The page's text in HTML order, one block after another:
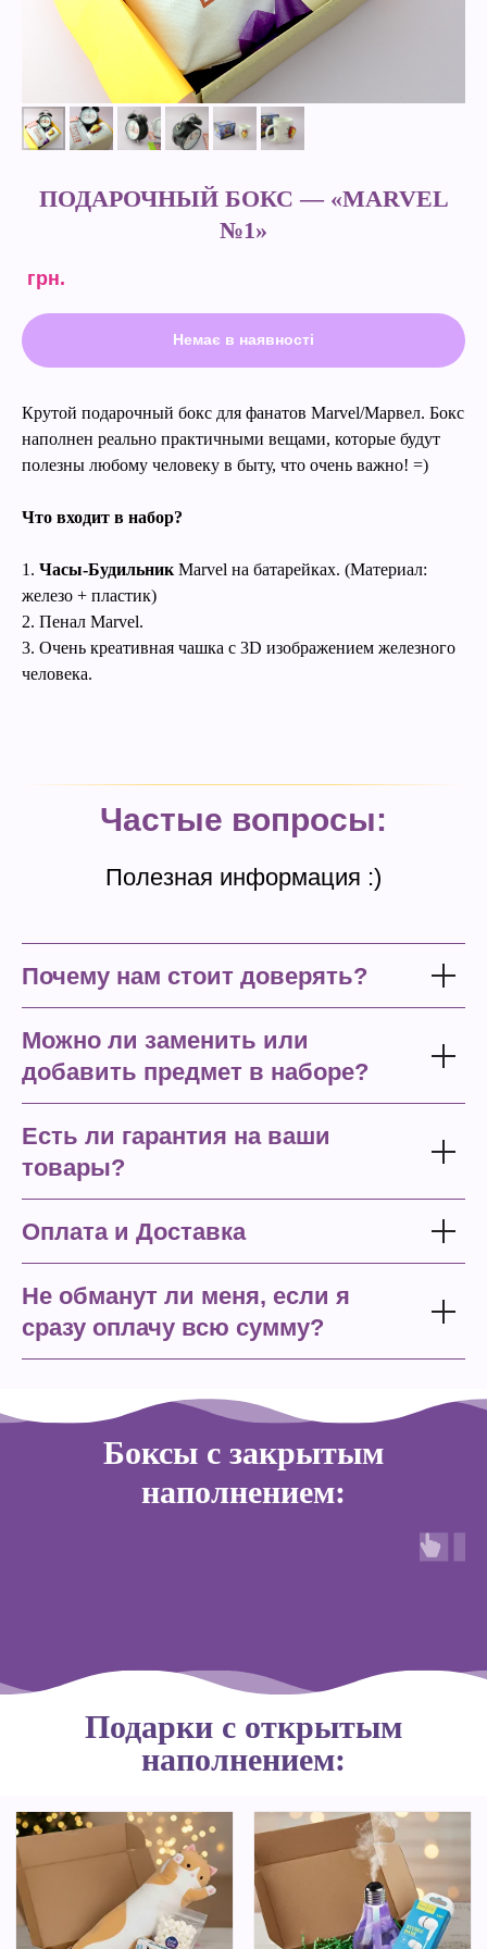
ПОДАРОЧНЫЙ БОКС — «MARVEL
№1»
грн.
Немає в наявності
Крутой подарочный бокс для фанатов Marvel/Марвел. Бокс
наполнен реально практичными вещами, которые будут
полезны любому человеку в быту, что очень важно! =)
Что входит в набор?
1. Часы-Будильник Marvel на батарейках. (Материал:
железо + пластик)
2. Пенал Marvel.
3. Очень креативная чашка с 3D изображением железного
человека.
Частые вопросы:
Полезная информация :)
Почему нам стоит доверять?
Можно ли заменить или
добавить предмет в наборе?
Есть ли гарантия на ваши
товары?
Оплата и Доставка
Не обманут ли меня, если я
сразу оплачу всю сумму?
Боксы с закрытым
наполнением:
Подарки с открытым
наполнением: